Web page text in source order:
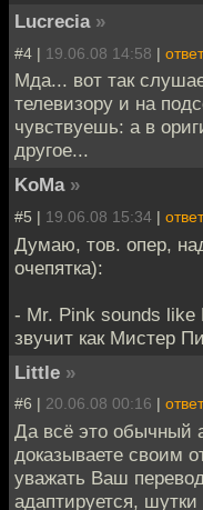
Lucrecia »
#4 | 19.06.08 14:58 |
Мда... вот так
телевизору и на
чувствуешь: а в
другое...
KoMa »
#5 | 19.06.08 15:34 |
Думаю, тов. опер,
очепятка):
- Mr. Pink sounds
звучит как Мистер
Little »
#6 | 20.06.08 00:16 |
Да всё это обычный
доказываете своим
уважать Ваш
адаптируется,